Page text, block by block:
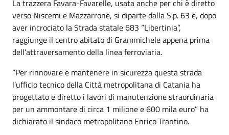
La trazzera Favara-Favarelle, usata anche per chi è diretto
verso Niscemi e Mazzarrone, si diparte dalla S.p. 63 e, dopo
aver incrociato la Strada statale 683 “Libertinia”,
raggiunge il centro abitato di Grammichele appena prima
dell’attraversamento della linea ferroviaria.
“Per rinnovare e mantenere in sicurezza questa strada
l’ufficio tecnico della Città metropolitana di Catania ha
progettato e diretto i lavori di manutenzione straordinaria
per un ammontare di circa 1 milione e 600 mila euro” ha
dichiarato il sindaco metropolitano Enrico Trantino.